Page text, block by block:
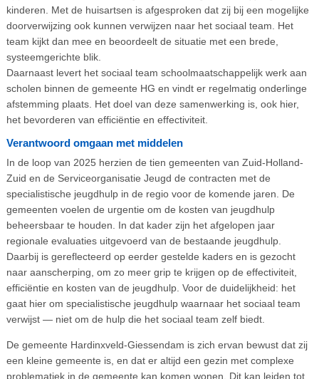
kinderen. Met de huisartsen is afgesproken dat zij bij een mogelijke
doorverwijzing ook kunnen verwijzen naar het sociaal team. Het
team kijkt dan mee en beoordeelt de situatie met een brede,
systeemgerichte blik.
Daarnaast levert het sociaal team schoolmaatschappelijk werk aan
scholen binnen de gemeente HG en vindt er regelmatig onderlinge
afstemming plaats. Het doel van deze samenwerking is, ook hier,
het bevorderen van efficiëntie en effectiviteit.
Verantwoord omgaan met middelen
In de loop van 2025 herzien de tien gemeenten van Zuid-Holland-
Zuid en de Serviceorganisatie Jeugd de contracten met de
specialistische jeugdhulp in de regio voor de komende jaren. De
gemeenten voelen de urgentie om de kosten van jeugdhulp
beheersbaar te houden. In dat kader zijn het afgelopen jaar
regionale evaluaties uitgevoerd van de bestaande jeugdhulp.
Daarbij is gereflecteerd op eerder gestelde kaders en is gezocht
naar aanscherping, om zo meer grip te krijgen op de effectiviteit,
efficiëntie en kosten van de jeugdhulp. Voor de duidelijkheid: het
gaat hier om specialistische jeugdhulp waarnaar het sociaal team
verwijst — niet om de hulp die het sociaal team zelf biedt.
De gemeente Hardinxveld-Giessendam is zich ervan bewust dat zij
een kleine gemeente is, en dat er altijd een gezin met complexe
problematiek in de gemeente kan komen wonen. Dit kan leiden tot